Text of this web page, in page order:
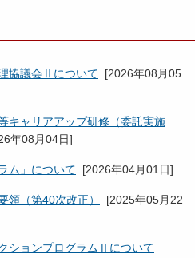
協議会Ⅱについて [2026年08月05
キャリアアップ研修（委託実施
年08月04日]
ム」について [2026年04月01日]
領（第40次改正） [2025年05月22
ションプログラムⅡについて